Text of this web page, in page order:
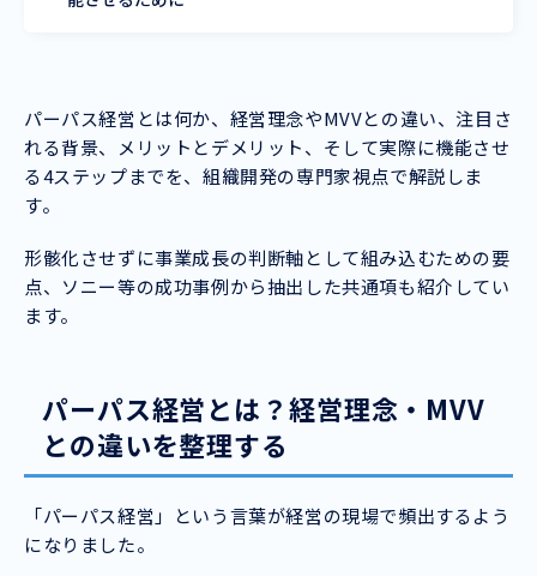
パーパス経営とは何か、経営理念やMVVとの違い、注目さ
れる背景、メリットとデメリット、そして実際に機能させ
る4ステップまでを、組織開発の専門家視点で解説しま
す。
形骸化させずに事業成長の判断軸として組み込むための要
点、ソニー等の成功事例から抽出した共通項も紹介してい
ます。
パーパス経営とは？経営理念・MVV
との違いを整理する
「パーパス経営」という言葉が経営の現場で頻出するよう
になりました。